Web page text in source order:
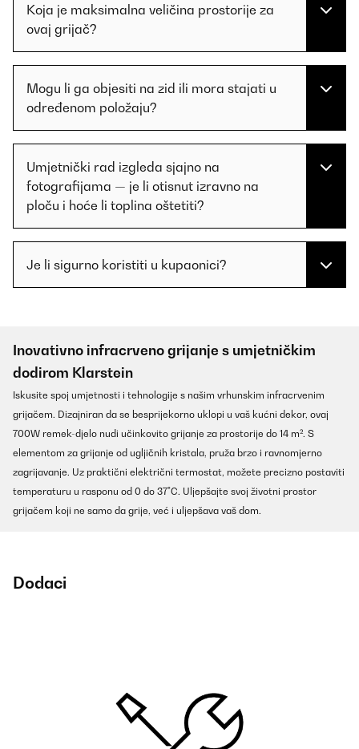
Koja je maksimalna veličina prostorije za
ovaj grijač?
Mogu li ga objesiti na zid ili mora stajati u
određenom položaju?
Umjetnički rad izgleda sjajno na
fotografijama — je li otisnut izravno na
ploču i hoće li toplina oštetiti?
Je li sigurno koristiti u kupaonici?
Inovativno infracrveno grijanje s umjetničkim
dodirom Klarstein
Iskusite spoj umjetnosti i tehnologije s našim vrhunskim infracrvenim
grijačem. Dizajniran da se besprijekorno uklopi u vaš kućni dekor, ovaj
700W remek-djelo nudi učinkovito grijanje za prostorije do 14 m². S
elementom za grijanje od ugljičnih kristala, pruža brzo i ravnomjerno
zagrijavanje. Uz praktični električni termostat, možete precizno postaviti
temperaturu u rasponu od 0 do 37°C. Uljepšajte svoj životni prostor
grijačem koji ne samo da grije, već i uljepšava vaš dom.
Dodaci